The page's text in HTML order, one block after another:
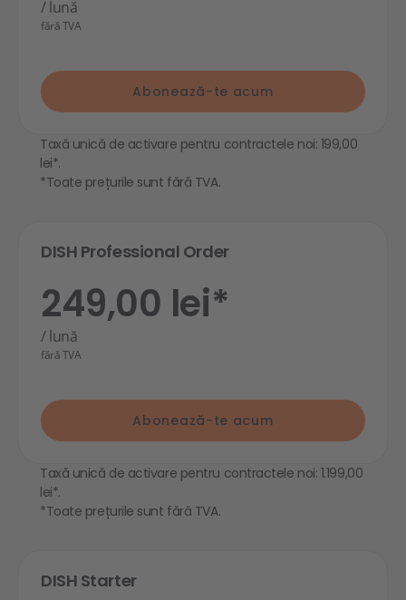
/ lună
fără TVA
Abonează-te acum
Taxă unică de activare pentru contractele noi: 199,00
lei*.
*Toate prețurile sunt fără TVA.
DISH Professional Order
249,00 lei*
/ lună
fără TVA
Abonează-te acum
Taxă unică de activare pentru contractele noi: 1.199,00
lei*.
*Toate prețurile sunt fără TVA.
DISH Starter